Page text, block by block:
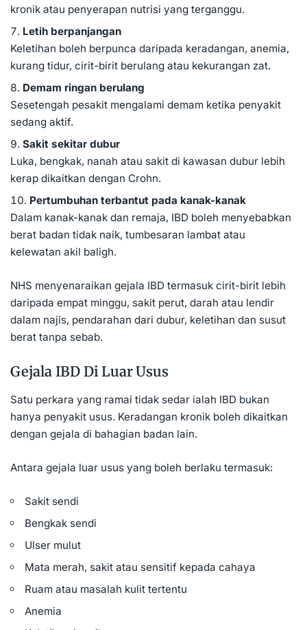
kronik atau penyerapan nutrisi yang terganggu.
Letih berpanjangan
Keletihan boleh berpunca daripada keradangan, anemia,
kurang tidur, cirit-birit berulang atau kekurangan zat.
Demam ringan berulang
Sesetengah pesakit mengalami demam ketika penyakit
sedang aktif.
Sakit sekitar dubur
Luka, bengkak, nanah atau sakit di kawasan dubur lebih
kerap dikaitkan dengan Crohn.
Pertumbuhan terbantut pada kanak-kanak
Dalam kanak-kanak dan remaja, IBD boleh menyebabkan
berat badan tidak naik, tumbesaran lambat atau
kelewatan akil baligh.
NHS menyenaraikan gejala IBD termasuk cirit-birit lebih
daripada empat minggu, sakit perut, darah atau lendir
dalam najis, pendarahan dari dubur, keletihan dan susut
berat tanpa sebab.
Gejala IBD Di Luar Usus
Satu perkara yang ramai tidak sedar ialah IBD bukan
hanya penyakit usus. Keradangan kronik boleh dikaitkan
dengan gejala di bahagian badan lain.
Antara gejala luar usus yang boleh berlaku termasuk:
Sakit sendi
Bengkak sendi
Ulser mulut
Mata merah, sakit atau sensitif kepada cahaya
Ruam atau masalah kulit tertentu
Anemia